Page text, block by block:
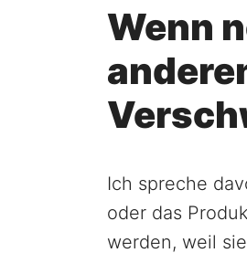
Wenn
Ich spreche
oder das
werden, weil